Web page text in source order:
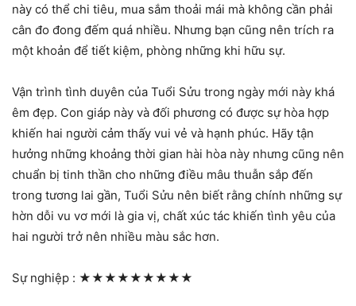
này có thể chi tiêu, mua sắm thoải mái mà không cần phải
cân đo đong đếm quá nhiều. Nhưng bạn cũng nên trích ra
một khoản để tiết kiệm, phòng những khi hữu sự.
Vận trình tình duyên của Tuổi Sửu trong ngày mới này khá
êm đẹp. Con giáp này và đối phương có được sự hòa hợp
khiến hai người cảm thấy vui vẻ và hạnh phúc. Hãy tận
hưởng những khoảng thời gian hài hòa này nhưng cũng nên
chuẩn bị tinh thần cho những điều mâu thuẫn sắp đến
trong tương lai gần, Tuổi Sửu nên biết rằng chính những sự
hờn dỗi vu vơ mới là gia vị, chất xúc tác khiến tình yêu của
hai người trở nên nhiều màu sắc hơn.
Sự nghiệp : ★★★★★★★★★